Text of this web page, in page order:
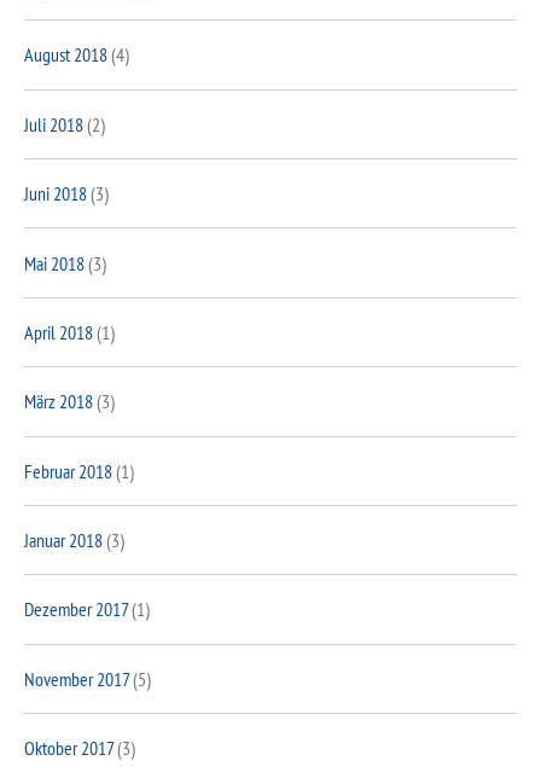
August 2018(4)
Juli 2018(2)
Juni 2018(3)
Mai 2018(3)
April 2018(1)
März 2018(3)
Februar 2018(1)
Januar 2018(3)
Dezember 2017(1)
November 2017(5)
Oktober 2017(3)